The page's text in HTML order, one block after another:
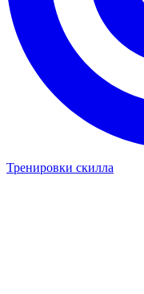
Тренировки скилла